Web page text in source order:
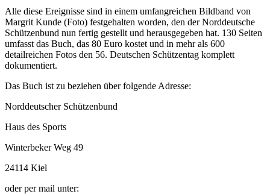
Alle diese Ereignisse sind in einem umfangreichen Bildband von
Margrit Kunde (Foto) festgehalten worden, den der Norddeutsche
Schützenbund nun fertig gestellt und herausgegeben hat. 130 Seiten
umfasst das Buch, das 80 Euro kostet und in mehr als 600
detailreichen Fotos den 56. Deutschen Schützentag komplett
dokumentiert.
Das Buch ist zu beziehen über folgende Adresse:
Norddeutscher Schützenbund
Haus des Sports
Winterbeker Weg 49
24114 Kiel
oder per mail unter: